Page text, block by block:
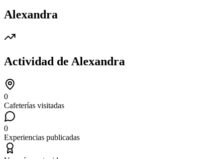
Alexandra
Actividad de Alexandra
0
Cafeterías visitadas
0
Experiencias publicadas